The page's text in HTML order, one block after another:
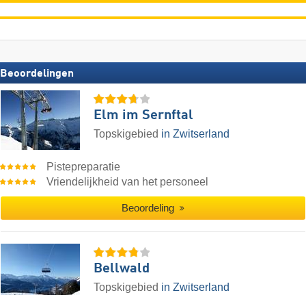
Beoordelingen
Elm im Sernftal
Topskigebied in Zwitserland
Pistepreparatie
Vriendelijkheid van het personeel
Beoordeling
Bellwald
Topskigebied in Zwitserland